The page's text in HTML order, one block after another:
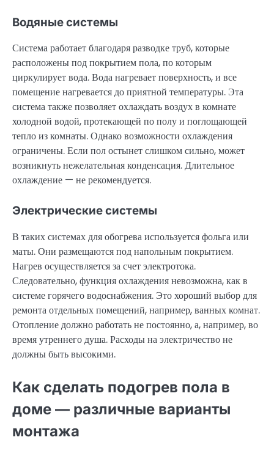
Водяные системы
Система работает благодаря разводке труб, которые
расположены под покрытием пола, по которым
циркулирует вода. Вода нагревает поверхность, и все
помещение нагревается до приятной температуры. Эта
система также позволяет охлаждать воздух в комнате
холодной водой, протекающей по полу и поглощающей
тепло из комнаты. Однако возможности охлаждения
ограничены. Если пол остынет слишком сильно, может
возникнуть нежелательная конденсация. Длительное
охлаждение — не рекомендуется.
Электрические системы
В таких системах для обогрева используется фольга или
маты. Они размещаются под напольным покрытием.
Нагрев осуществляется за счет электротока.
Следовательно, функция охлаждения невозможна, как в
системе горячего водоснабжения. Это хороший выбор для
ремонта отдельных помещений, например, ванных комнат.
Отопление должно работать не постоянно, а, например, во
время утреннего душа. Расходы на электричество не
должны быть высокими.
Как сделать подогрев пола в
доме — различные варианты
монтажа